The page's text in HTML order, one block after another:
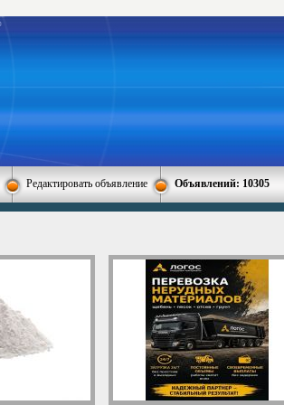
Редактировать объявление Объявлений: 10305